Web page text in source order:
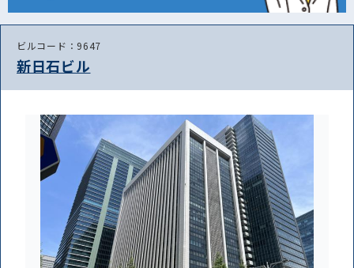
ビルコード：9647
新日石ビル